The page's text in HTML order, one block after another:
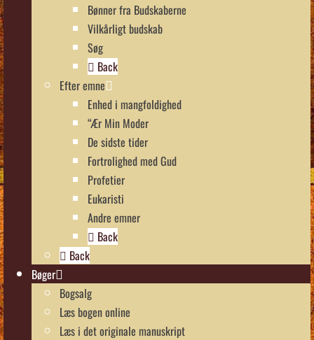
Bønner fra Budskaberne
Vilkårligt budskab
Søg
Back
Efter emne
Enhed i mangfoldighed
“Ær Min Moder
De sidste tider
Fortrolighed med Gud
Profetier
Eukaristi
Andre emner
Back
Back
Bøger
Bogsalg
Læs bogen online
Læs i det originale manuskript